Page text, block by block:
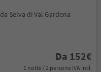
da Selva di Val Gardena
Da 152€
1 notte / 2 persone IVA incl.